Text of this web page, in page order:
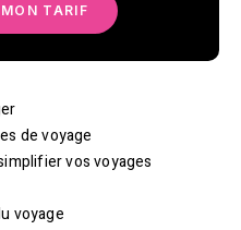
de voyage
vos voyages
voyage
TARIF